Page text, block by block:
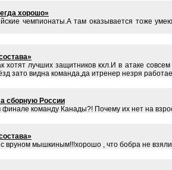
хорошо»
чемпионаты.А там оказывается тоже
хотят лучших защитников кхл.И в атаке
зато видна команда,да итренер незря
сборную России
команду Канады?! Почему их нет на
мышкиным!!!хорошо , что бобра не